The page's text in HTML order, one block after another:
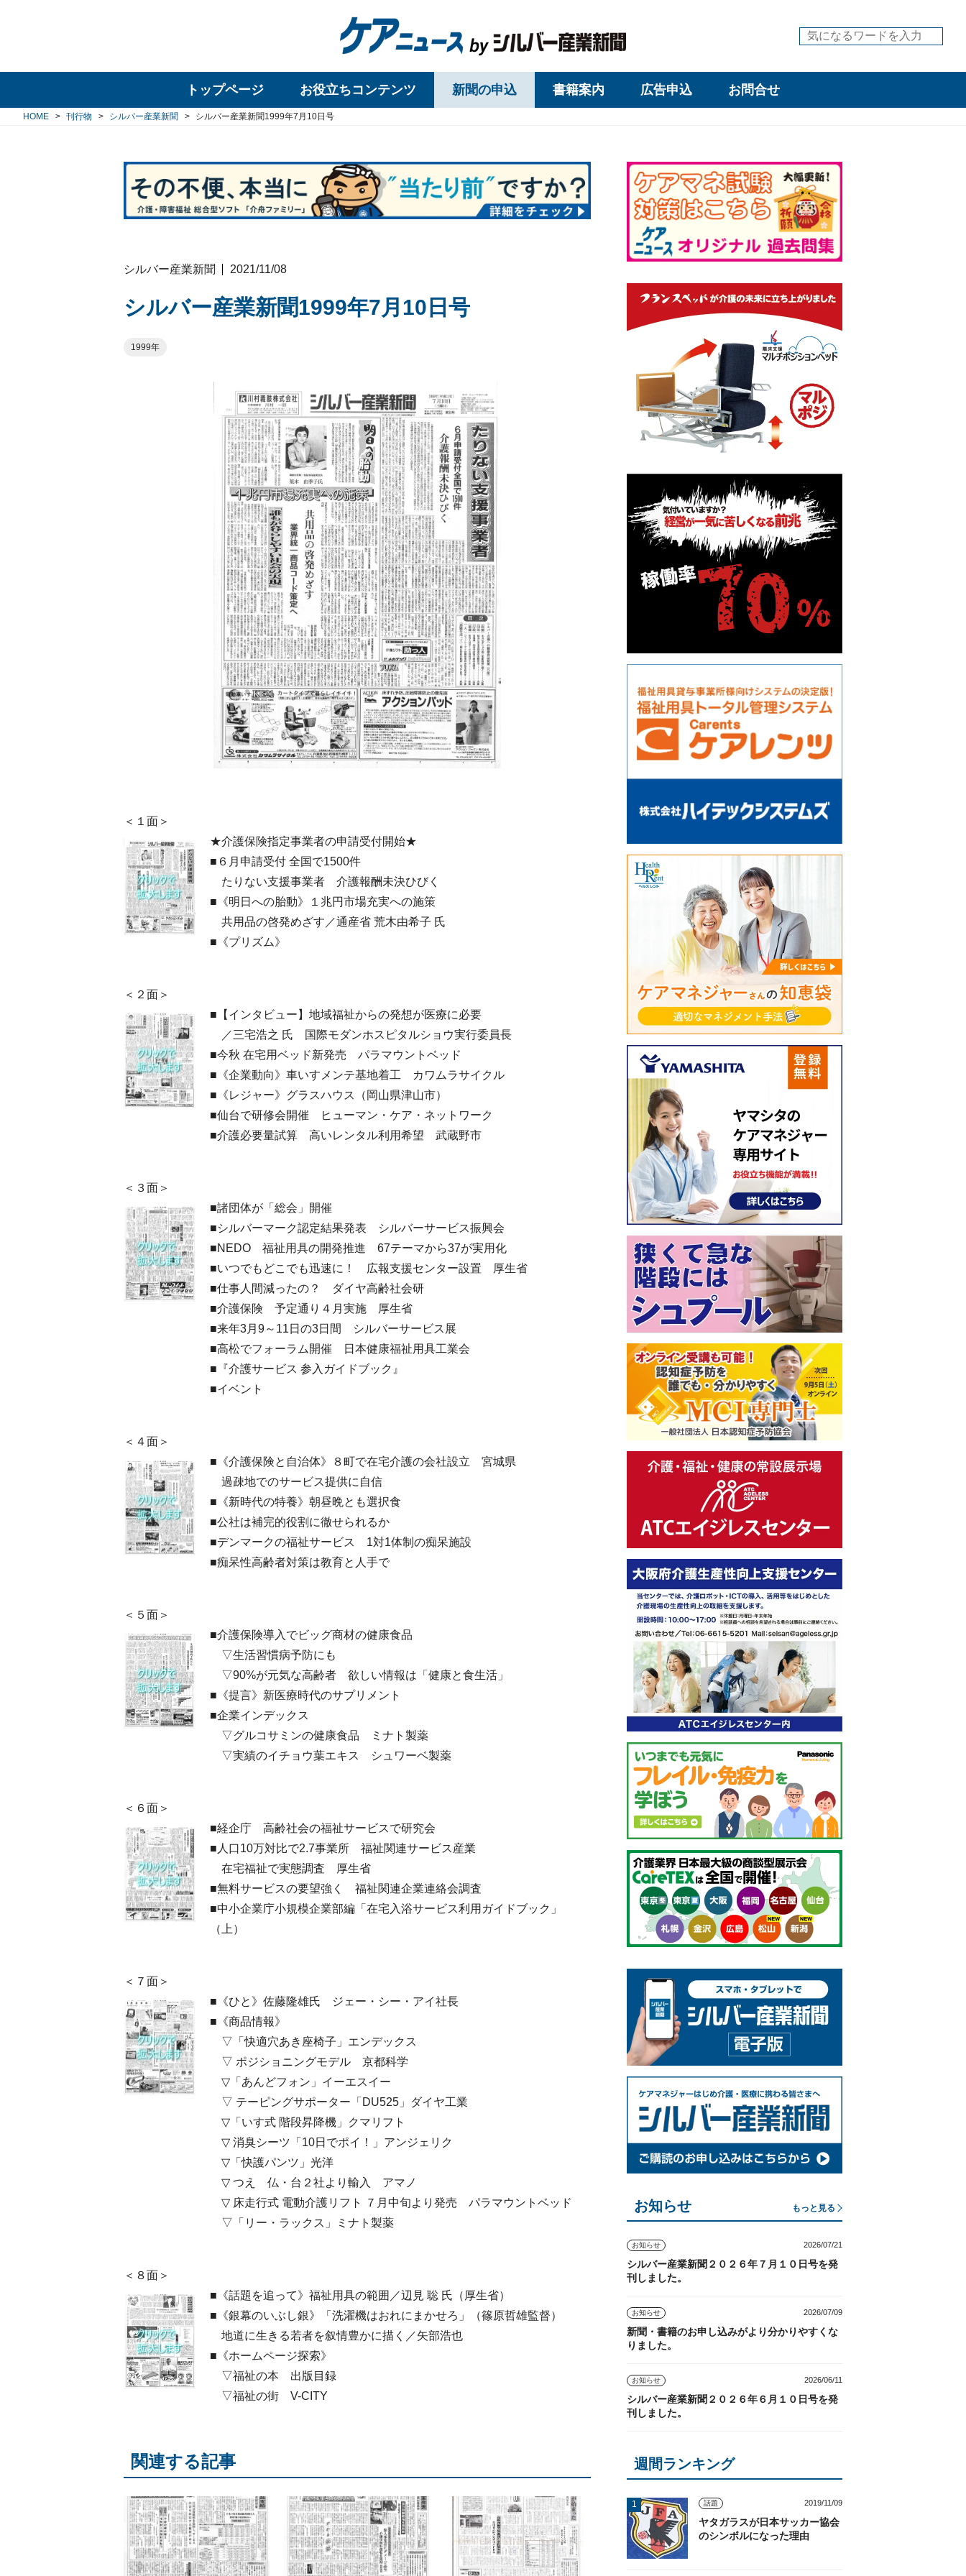
トップページ お役立ちコンテンツ 新聞の申込 書籍案内 広告申込 お問合せ
HOME 刊行物 シルバー産業新聞 シルバー産業新聞1999年7月10日号
シルバー産業新聞 2021/11/08
シルバー産業新聞1999年7月10日号
1999年
＜１面＞
★介護保険指定事業者の申請受付開始★
■６月申請受付 全国で1500件
たりない支援事業者 介護報酬未決ひびく
■《明日への胎動》１兆円市場充実への施策
共用品の啓発めざす／通産省 荒木由希子 氏
■《プリズム》
＜２面＞
■【インタビュー】地域福祉からの発想が医療に必要
／三宅浩之 氏 国際モダンホスピタルショウ実行委員長
■今秋 在宅用ベッド新発売 パラマウントベッド
■《企業動向》車いすメンテ基地着工 カワムラサイクル
■《レジャー》グラスハウス（岡山県津山市）
■仙台で研修会開催 ヒューマン・ケア・ネットワーク
■介護必要量試算 高いレンタル利用希望 武蔵野市
＜３面＞
■諸団体が「総会」開催
■シルバーマーク認定結果発表 シルバーサービス振興会
■NEDO 福祉用具の開発推進 67テーマから37が実用化
■いつでもどこでも迅速に！ 広報支援センター設置 厚生省
■仕事人間減ったの？ ダイヤ高齢社会研
■介護保険 予定通り４月実施 厚生省
■来年3月9～11日の3日間 シルバーサービス展
■高松でフォーラム開催 日本健康福祉用具工業会
■『介護サービス 参入ガイドブック』
■イベント
＜４面＞
■《介護保険と自治体》８町で在宅介護の会社設立 宮城県
過疎地でのサービス提供に自信
■《新時代の特養》朝昼晩とも選択食
■公社は補完的役割に徹せられるか
■デンマークの福祉サービス 1対1体制の痴呆施設
■痴呆性高齢者対策は教育と人手で
＜５面＞
■介護保険導入でビッグ商材の健康食品
▽生活習慣病予防にも
▽90%が元気な高齢者 欲しい情報は「健康と食生活」
■《提言》新医療時代のサプリメント
■企業インデックス
▽グルコサミンの健康食品 ミナト製薬
▽実績のイチョウ葉エキス シュワーベ製薬
＜６面＞
■経企庁 高齢社会の福祉サービスで研究会
■人口10万対比で2.7事業所 福祉関連サービス産業
在宅福祉で実態調査 厚生省
■無料サービスの要望強く 福祉関連企業連絡会調査
■中小企業庁小規模企業部編「在宅入浴サービス利用ガイドブック」
（上）
＜７面＞
■《ひと》佐藤隆雄氏 ジェー・シー・アイ社長
■《商品情報》
▽「快適穴あき座椅子」エンデックス
▽ ポジショニングモデル 京都科学
▽「あんどフォン」イーエスイー
▽ テーピングサポーター「DU525」ダイヤ工業
▽「いす式 階段昇降機」クマリフト
▽ 消臭シーツ「10日でポイ！」アンジェリク
▽「快護パンツ」光洋
▽ つえ 仏・台２社より輸入 アマノ
▽ 床走行式 電動介護リフト ７月中旬より発売 パラマウントベッド
▽「リー・ラックス」ミナト製薬
＜８面＞
■《話題を追って》福祉用具の範囲／辺見 聡 氏（厚生省）
■《銀幕のいぶし銀》「洗濯機はおれにまかせろ」（篠原哲雄監督）
地道に生きる若者を叙情豊かに描く／矢部浩也
■《ホームページ探索》
▽福祉の本 出版目録
▽福祉の街 V-CITY
関連する記事
お知らせ もっと見る
お知らせ 2026/07/21
シルバー産業新聞２０２６年７月１０日号を発
刊しました。
お知らせ 2026/07/09
新聞・書籍のお申し込みがより分かりやすくな
りました。
お知らせ 2026/06/11
シルバー産業新聞２０２６年６月１０日号を発
刊しました。
週間ランキング
話題 2019/11/09
ヤタガラスが日本サッカー協会
のシンボルになった理由